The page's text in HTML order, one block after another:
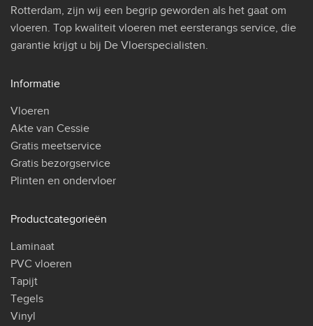
Rotterdam, zijn wij een begrip geworden als het gaat om
vloeren. Top kwaliteit vloeren met eersterangs service, die
garantie krijgt u bij De Vloerspecialisten.
Informatie
Vloeren
Akte van Cessie
Gratis meetservice
Gratis bezorgservice
Plinten en ondervloer
Productcategorieën
Laminaat
PVC vloeren
Tapijt
Tegels
Vinyl